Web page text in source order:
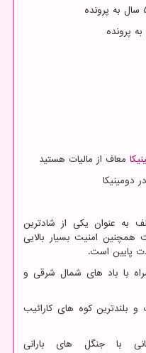
معاف از مالیات هستید
دومینیکا
به عنوان یکی از شادترین
امنیت بسیار بالایی
پایین است.
با باد های شمال شرقی و
و بلندترین کوه های کارائیب
با جنگل های بارانی